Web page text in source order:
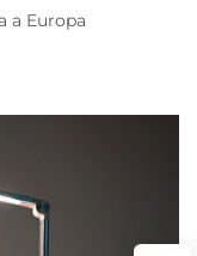
a Europa